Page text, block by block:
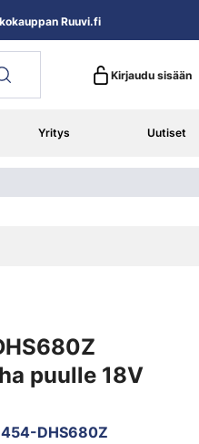
Kirjaudu sisään
Yritys Uutiset
Ruuvi.fi
puulle 18V
454-DHS680Z